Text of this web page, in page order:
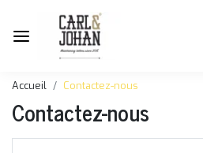
Accueil Contactez-nous
Contactez-nous